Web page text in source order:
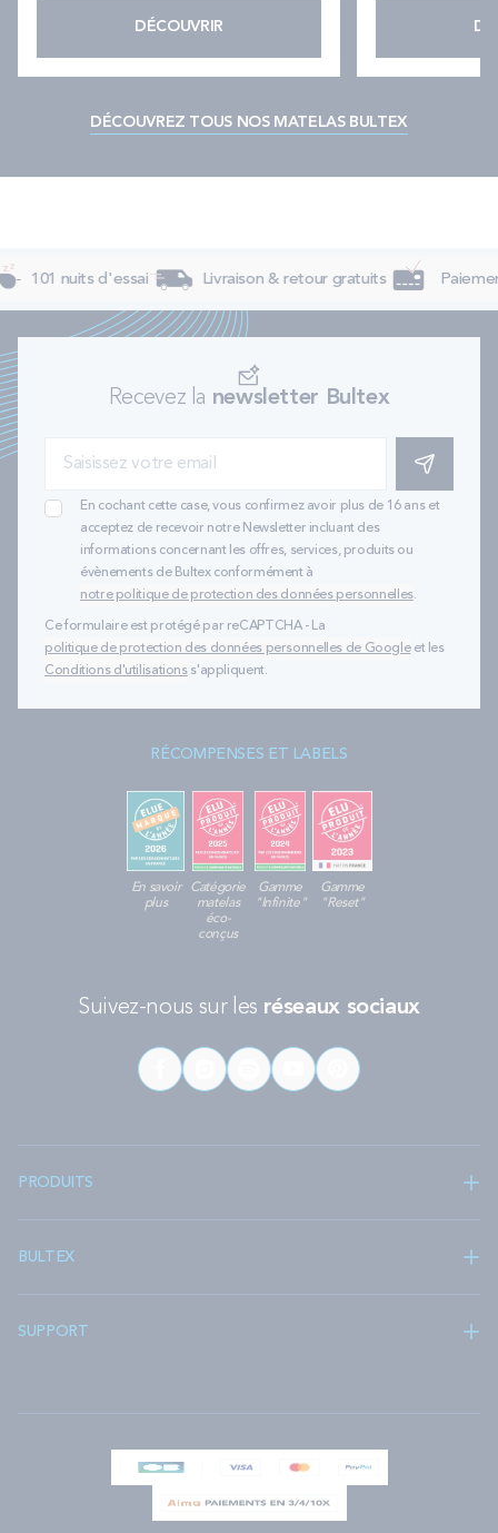
DÉCOUVRIR
DÉCOUVREZ TOUS NOS MATELAS BULTEX
101 nuits d'essai Livraison & retour gratuits
Recevez la newsletter Bultex
S'INSCRIRE
En cochant cette case, vous confirmez avoir plus de 16 ans et
acceptez de recevoir notre Newsletter incluant des
informations concernant les offres, services, produits ou
évènements de Bultex conformément à
notre politique de protection des données personnelles.
Ce formulaire est protégé par reCAPTCHA - La
politique de protection des données personnelles de Googleet les
Conditions d'utilisationss'appliquent.
RÉCOMPENSES ET LABELS
En savoir
plus
Catégorie
matelas
éco-
conçus
Gamme
"Infinite"
Gamme
"Reset"
Suivez-nous sur les réseaux sociaux
PRODUITS
BULTEX
SUPPORT